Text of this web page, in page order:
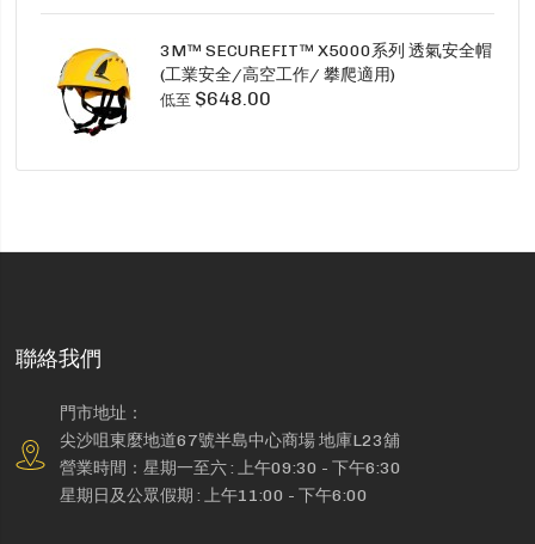
3M™ SECUREFIT™ X5000系列 透氣安全帽
(工業安全/高空工作/ 攀爬適用)
低至 $648.00
聯絡我們
門市地址：
尖沙咀東麼地道67號半島中心商場 地庫L23舖
營業時間：星期一至六 : 上午09:30 - 下午6:30
星期日及公眾假期 : 上午11:00 - 下午6:00